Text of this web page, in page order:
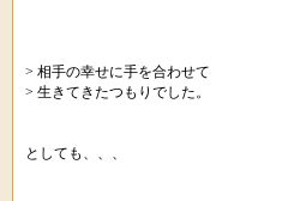
> 相手の幸せに手を合わせて
> 生きてきたつもりでした。
としても、、、